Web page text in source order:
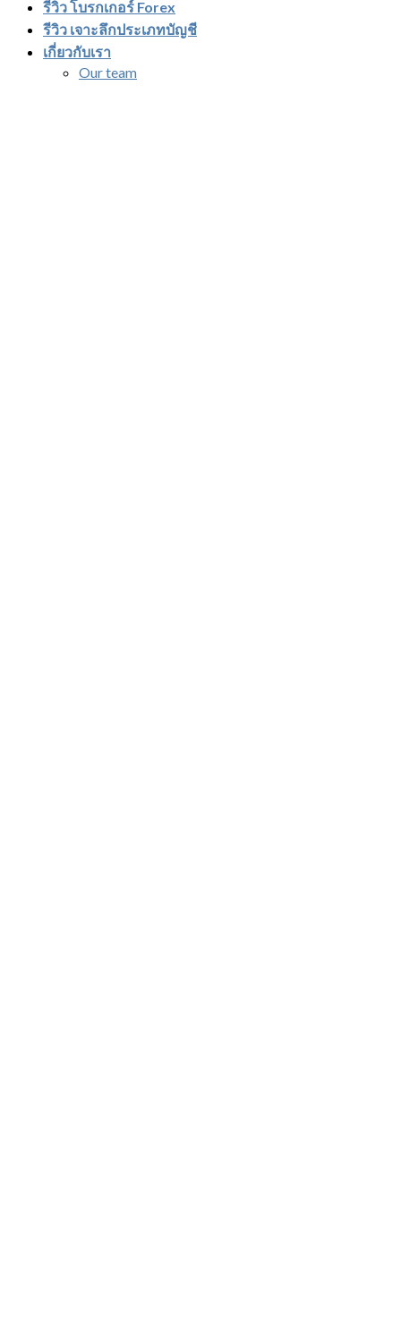
รีวิว โบรกเกอร์ Forex
รีวิว เจาะลึกประเภทบัญชี
เกี่ยวกับเรา
Our team